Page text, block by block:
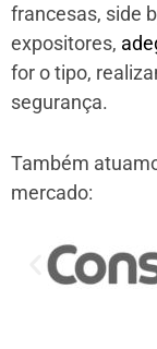
francesas, side
expositores,
for o tipo,
segurança.
Também
mercado: